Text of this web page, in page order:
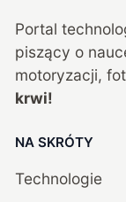
Portal
piszący o
motoryzacji,
krwi!
NA SKRÓTY
Technologie